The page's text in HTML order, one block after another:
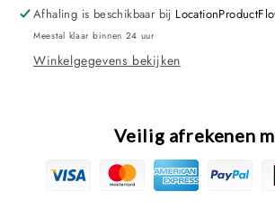
Afhaling is beschikbaar bij
Meestal klaar binnen 24 uur
Winkelgegevens bekijken
Veilig afrekenen